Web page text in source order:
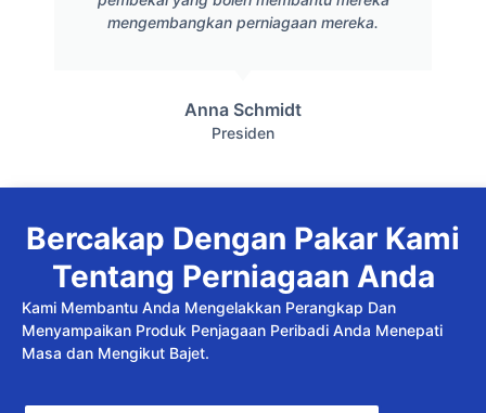
mengembangkan perniagaan mereka.
Anna Schmidt
Presiden
Bercakap Dengan Pakar Kami
Tentang Perniagaan Anda
Kami Membantu Anda Mengelakkan Perangkap Dan
Menyampaikan Produk Penjagaan Peribadi Anda Menepati
Masa dan Mengikut Bajet.